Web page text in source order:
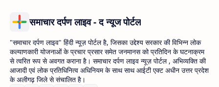
समाचार दर्पण लाइव - द न्यूज पोर्टल
"समाचार दर्पण लाइव" हिंदी न्यूज़ पोर्टल है, जिसका उद्देश्य सरकार की विभिन्न लोक
कल्याणकारी योजनाओं के प्रचार प्रसार समेत जनमानस को प्रतिदिन के घटनाक्रम
से त्वरित रूप से अवगत कराना है। समाचार दर्पण लाइव न्यूज़ पोर्टल , अभिव्यक्ति की
आजादी एवं लोक प्रतिधिनित्व अधिनियम के साथ साथ आईटी एक्ट अधीन उत्तर प्रदेश
के अलीगढ़ जिले से संचालित है।